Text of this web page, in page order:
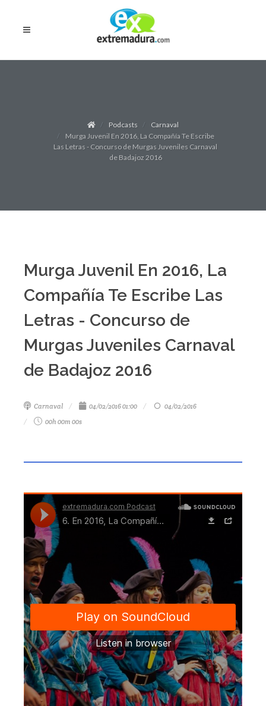
Podcasts
Carnaval
Murga Juvenil En 2016, La Compañía Te Escribe
Las Letras - Concurso de Murgas Juveniles Carnaval
de Badajoz 2016
Murga Juvenil En 2016, La
Compañía Te Escribe Las
Letras - Concurso de
Murgas Juveniles Carnaval
de Badajoz 2016
Carnaval 04/02/2016 01:00
04/02/2016
00h 00m 00s